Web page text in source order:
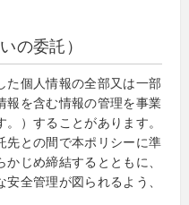
の委託）
た個人情報の全部又は一部
報を含む情報の管理を事業
）することがあります。
先との間で本ポリシーに準
じめ締結するとともに、
全管理が図られるよう、